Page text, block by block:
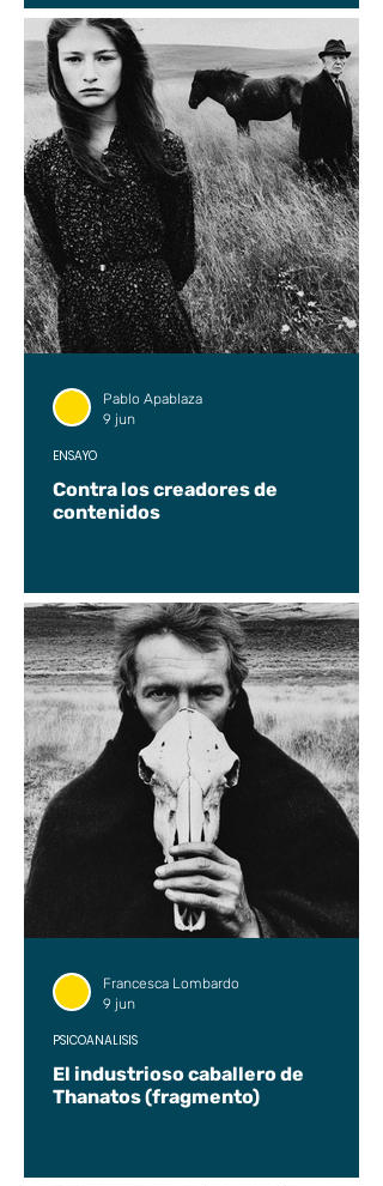
Contra los creadores de
contenidos
ENSAYO
Pablo Apablaza
9 jun
El industrioso caballero de
Thanatos (fragmento)
PSICOANÁLISIS
Francesca Lombardo
9 jun